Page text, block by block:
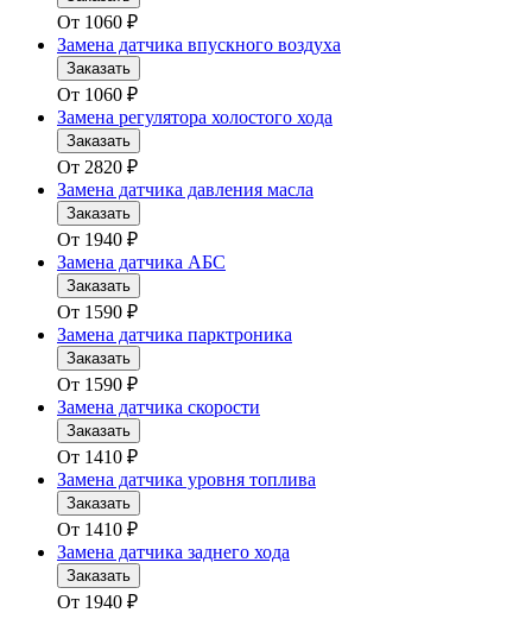
От 1060 ₽
Замена датчика впускного воздуха
Заказать
От 1060 ₽
Замена регулятора холостого хода
Заказать
От 2820 ₽
Замена датчика давления масла
Заказать
От 1940 ₽
Замена датчика АБС
Заказать
От 1590 ₽
Замена датчика парктроника
Заказать
От 1590 ₽
Замена датчика скорости
Заказать
От 1410 ₽
Замена датчика уровня топлива
Заказать
От 1410 ₽
Замена датчика заднего хода
Заказать
От 1940 ₽